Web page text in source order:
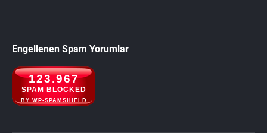
Engellenen Spam Yorumlar
123.967
SPAM BLOCKED
BY WP-SPAMSHIELD